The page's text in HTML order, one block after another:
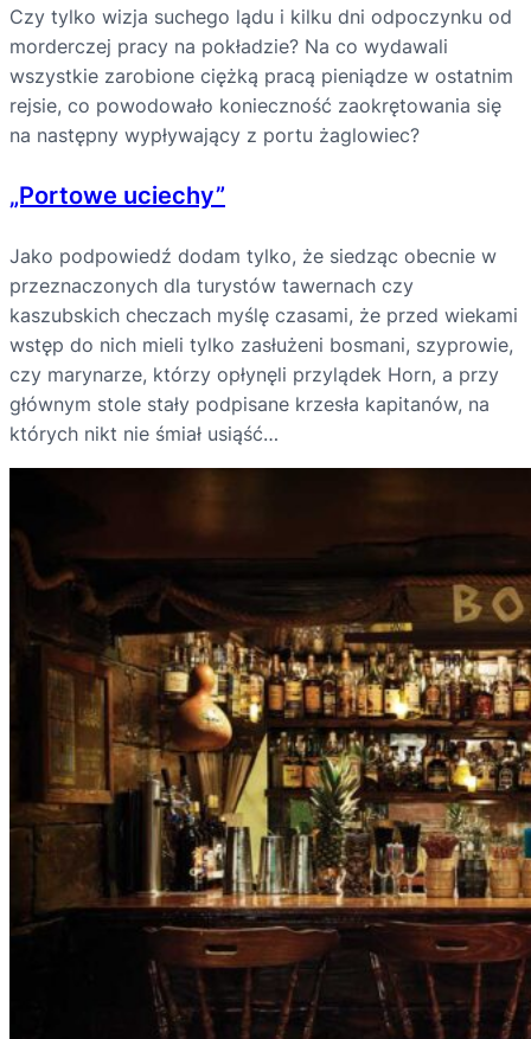
Czy tylko wizja suchego lądu i kilku dni odpoczynku od
morderczej pracy na pokładzie? Na co wydawali
wszystkie zarobione ciężką pracą pieniądze w ostatnim
rejsie, co powodowało konieczność zaokrętowania się
na następny wypływający z portu żaglowiec?
„Portowe uciechy”
Jako podpowiedź dodam tylko, że siedząc obecnie w
przeznaczonych dla turystów tawernach czy
kaszubskich checzach myślę czasami, że przed wiekami
wstęp do nich mieli tylko zasłużeni bosmani, szyprowie,
czy marynarze, którzy opłynęli przylądek Horn, a przy
głównym stole stały podpisane krzesła kapitanów, na
których nikt nie śmiał usiąść…